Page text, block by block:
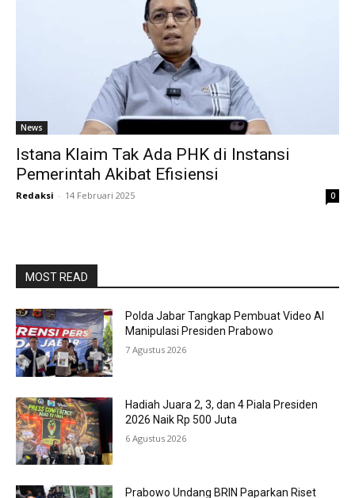
News
Istana Klaim Tak Ada PHK di Instansi
Pemerintah Akibat Efisiensi
Redaksi - 14 Februari 2025 0
MOST READ
Polda Jabar Tangkap Pembuat Video AI
Manipulasi Presiden Prabowo
7 Agustus 2026
Hadiah Juara 2, 3, dan 4 Piala Presiden
2026 Naik Rp 500 Juta
6 Agustus 2026
Prabowo Undang BRIN Paparkan Riset